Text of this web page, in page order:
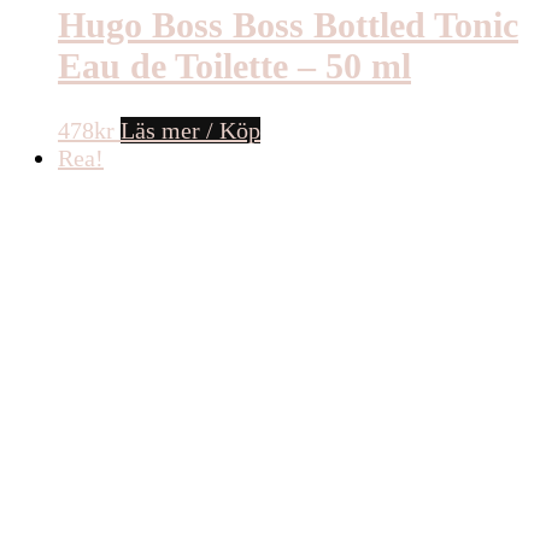
Hugo Boss Boss Bottled Tonic
Eau de Toilette – 50 ml
478kr Läs mer / Köp
Rea!